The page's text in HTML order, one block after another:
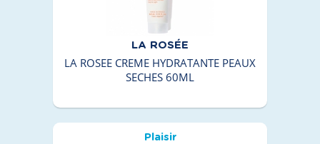
LA ROSÉE
LA ROSEE CREME HYDRATANTE PEAUX
SECHES 60ML
Plaisir